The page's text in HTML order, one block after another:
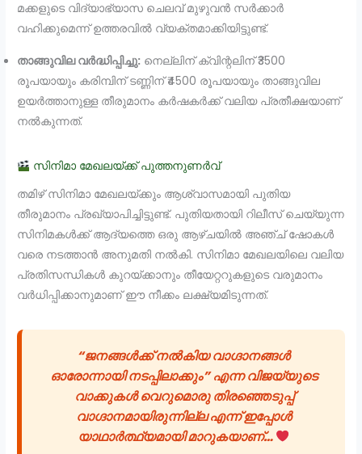
മക്കളുടെ വിദ്യാഭ്യാസ ചെലവ് മുഴുവൻ സർക്കാർ
വഹിക്കുമെന്ന് ഉത്തരവിൽ വ്യക്തമാക്കിയിട്ടുണ്ട്.
താങ്ങുവില വർദ്ധിപ്പിച്ചു: നെല്ലിന് ക്വിന്റലിന് ₹3500
രൂപയായും കരിമ്പിന് ടണ്ണിന് ₹4500 രൂപയായും താങ്ങുവില
ഉയർത്താനുള്ള തീരുമാനം കർഷകർക്ക് വലിയ പ്രതീക്ഷയാണ്
നൽകുന്നത്.
സിനിമാ മേഖലയ്ക്ക് പുത്തനുണർവ്
തമിഴ് സിനിമാ മേഖലയ്ക്കും ആശ്വാസമായി പുതിയ
തീരുമാനം പ്രഖ്യാപിച്ചിട്ടുണ്ട്. പുതിയതായി റിലീസ് ചെയ്യുന്ന
സിനിമകൾക്ക് ആദ്യത്തെ ഒരു ആഴ്ചയിൽ അഞ്ച് ഷോകൾ
വരെ നടത്താൻ അനുമതി നൽകി. സിനിമാ മേഖലയിലെ വലിയ
പ്രതിസന്ധികൾ കുറയ്ക്കാനും തീയേറ്ററുകളുടെ വരുമാനം
വർധിപ്പിക്കാനുമാണ് ഈ നീക്കം ലക്ഷ്യമിടുന്നത്.
“ജനങ്ങൾക്ക് നൽകിയ വാഗ്ദാനങ്ങൾ
ഓരോന്നായി നടപ്പിലാക്കും” എന്ന വിജയ്‌യുടെ
വാക്കുകൾ വെറുമൊരു തിരഞ്ഞെടുപ്പ്
വാഗ്ദാനമായിരുന്നില്ല എന്ന് ഇപ്പോൾ
യാഥാർത്ഥ്യമായി മാറുകയാണ്…